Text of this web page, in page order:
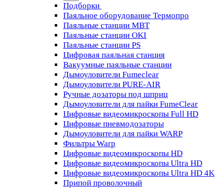
Подборки
Паяльное оборудование Термопро
Паяльные станции MBT
Паяльные станции OKI
Паяльные станции PS
Цифровая паяльная станция
Вакуумные паяльные станции
Дымоуловители Fumeclear
Дымоуловители PURE-AIR
Ручные дозаторы под шприц
Дымоуловители для пайки FumeClear
Цифровые видеомикроскопы Full HD
Цифровые пневмодозаторы
Дымоуловители для пайки WARP
Фильтры Warp
Цифровые видеомикроскопы HD
Цифровые видеомикроскопы Ultra HD
Цифровые видеомикроскопы Ultra HD 4K
Припой проволочный